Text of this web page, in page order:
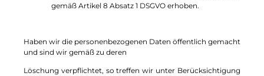
gemäß Artikel 8 Absatz 1 DSGVO erhoben.
Haben wir die personenbezogenen Daten öffentlich gemacht
und sind wir gemäß zu deren
Löschung verpflichtet, so treffen wir unter Berücksichtigung